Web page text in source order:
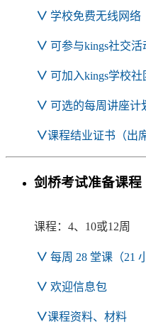
∨ 学校免费无线网络
∨ 可参与kings社交
∨ 可加入kings学校社
∨ 可选的每周讲座计
∨课程结业证书（出
剑桥考试准备课程
课程：4、10或12周
∨ 每周 28 堂课（21
∨ 欢迎信息包
∨课程资料、材料